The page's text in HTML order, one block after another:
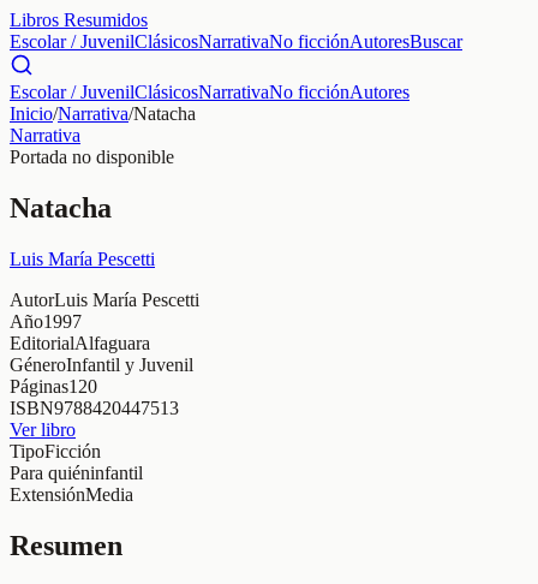
Libros Resumidos
Escolar / JuvenilClásicosNarrativaNo ficciónAutoresBuscar
Escolar / JuvenilClásicosNarrativaNo ficciónAutores
Inicio/Narrativa/Natacha
Narrativa
Portada no disponible
Natacha
Luis María Pescetti
AutorLuis María Pescetti
Año1997
EditorialAlfaguara
GéneroInfantil y Juvenil
Páginas120
ISBN9788420447513
Ver libro
TipoFicción
Para quiéninfantil
ExtensiónMedia
Resumen